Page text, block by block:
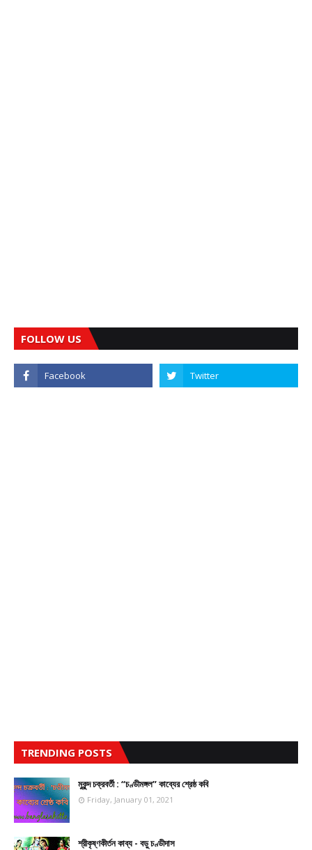
FOLLOW US
TRENDING POSTS
মুকুন্দ চক্রবর্তী : “চণ্ডীমঙ্গল” কাব্যের শ্রেষ্ঠ কবি
Friday, January 01, 2021
শ্রীকৃষ্ণকীর্তন কাব্য - বড়ু চণ্ডীদাস